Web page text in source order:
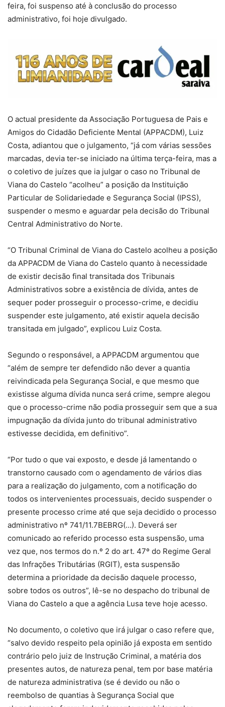
feira, foi suspenso até à conclusão do processo
administrativo, foi hoje divulgado.
O actual presidente da Associação Portuguesa de Pais e
Amigos do Cidadão Deficiente Mental (APPACDM), Luiz
Costa, adiantou que o julgamento, “já com várias sessões
marcadas, devia ter-se iniciado na última terça-feira, mas a
o coletivo de juízes que ia julgar o caso no Tribunal de
Viana do Castelo “acolheu” a posição da Instituição
Particular de Solidariedade e Segurança Social (IPSS),
suspender o mesmo e aguardar pela decisão do Tribunal
Central Administrativo do Norte.
“O Tribunal Criminal de Viana do Castelo acolheu a posição
da APPACDM de Viana do Castelo quanto à necessidade
de existir decisão final transitada dos Tribunais
Administrativos sobre a existência de dívida, antes de
sequer poder prosseguir o processo-crime, e decidiu
suspender este julgamento, até existir aquela decisão
transitada em julgado”, explicou Luiz Costa.
Segundo o responsável, a APPACDM argumentou que
“além de sempre ter defendido não dever a quantia
reivindicada pela Segurança Social, e que mesmo que
existisse alguma dívida nunca será crime, sempre alegou
que o processo-crime não podia prosseguir sem que a sua
impugnação da dívida junto do tribunal administrativo
estivesse decidida, em definitivo”.
“Por tudo o que vai exposto, e desde já lamentando o
transtorno causado com o agendamento de vários dias
para a realização do julgamento, com a notificação do
todos os intervenientes processuais, decido suspender o
presente processo crime até que seja decidido o processo
administrativo nº 741/11.7BEBRG(…). Deverá ser
comunicado ao referido processo esta suspensão, uma
vez que, nos termos do n.º 2 do art. 47º do Regime Geral
das Infrações Tributárias (RGIT), esta suspensão
determina a prioridade da decisão daquele processo,
sobre todos os outros”, lê-se no despacho do tribunal de
Viana do Castelo a que a agência Lusa teve hoje acesso.
No documento, o coletivo que irá julgar o caso refere que,
“salvo devido respeito pela opinião já exposta em sentido
contrário pelo juiz de Instrução Criminal, a matéria dos
presentes autos, de natureza penal, tem por base matéria
de natureza administrativa (se é devido ou não o
reembolso de quantias à Segurança Social que